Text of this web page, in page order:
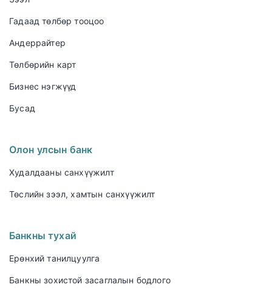
Гадаад төлбөр тооцоо
Андеррайтер
Төлбөрийн карт
Бизнес нэгжүүд
Бусад
Олон улсын банк
Худалдааны санхүүжилт
Төслийн зээл, хамтын санхүүжилт
Банкны тухай
Ерөнхий танилцуулга
Банкны зохистой засаглалын бодлого